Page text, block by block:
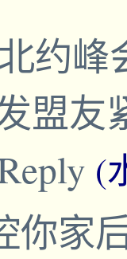
约峰
盟友
(
你家